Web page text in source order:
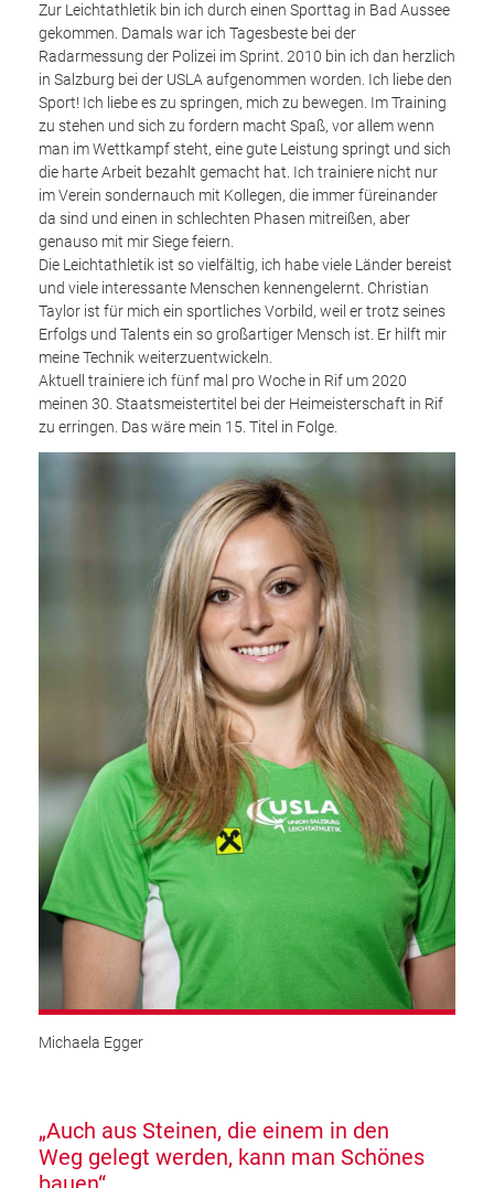
Zur Leichtathletik bin ich durch einen Sporttag in Bad Aussee
gekommen. Damals war ich Tagesbeste bei der
Radarmessung der Polizei im Sprint. 2010 bin ich dan herzlich
in Salzburg bei der USLA aufgenommen worden. Ich liebe den
Sport! Ich liebe es zu springen, mich zu bewegen. Im Training
zu stehen und sich zu fordern macht Spaß, vor allem wenn
man im Wettkampf steht, eine gute Leistung springt und sich
die harte Arbeit bezahlt gemacht hat. Ich trainiere nicht nur
im Verein sondernauch mit Kollegen, die immer füreinander
da sind und einen in schlechten Phasen mitreißen, aber
genauso mit mir Siege feiern.
Die Leichtathletik ist so vielfältig, ich habe viele Länder bereist
und viele interessante Menschen kennengelernt. Christian
Taylor ist für mich ein sportliches Vorbild, weil er trotz seines
Erfolgs und Talents ein so großartiger Mensch ist. Er hilft mir
meine Technik weiterzuentwickeln.
Aktuell trainiere ich fünf mal pro Woche in Rif um 2020
meinen 30. Staatsmeistertitel bei der Heimeisterschaft in Rif
zu erringen. Das wäre mein 15. Titel in Folge.
Michaela Egger
„Auch aus Steinen, die einem in den
Weg gelegt werden, kann man Schönes